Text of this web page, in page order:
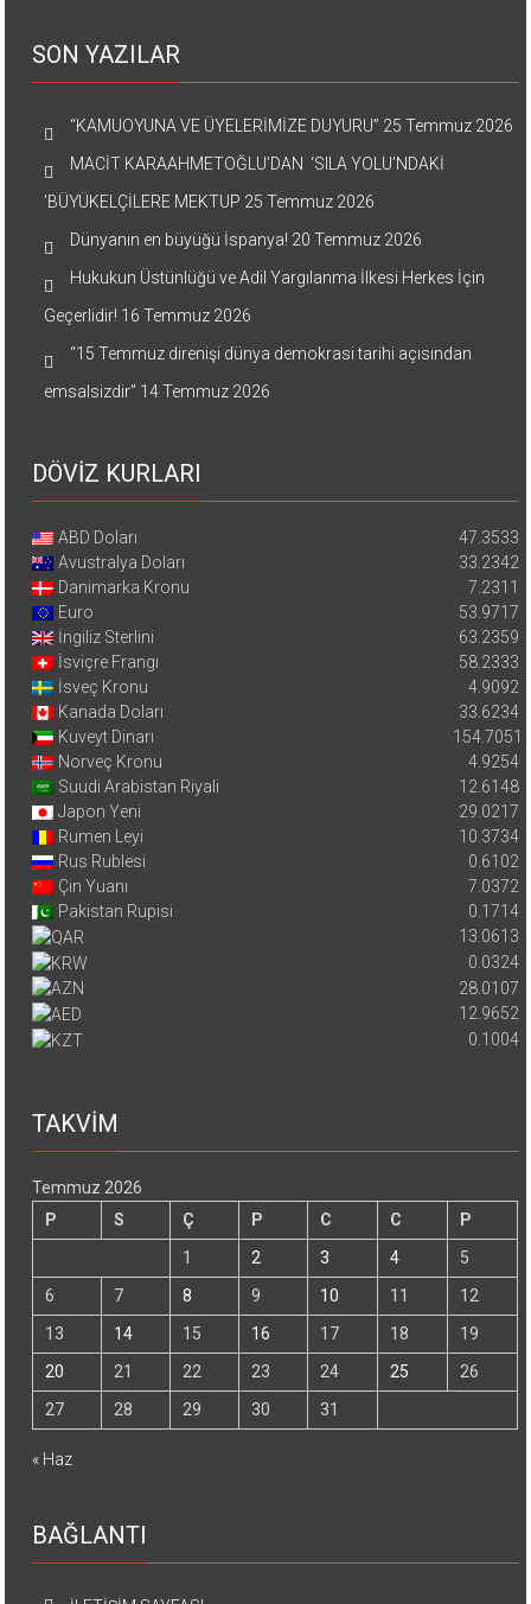
SON YAZILAR
“KAMUOYUNA VE ÜYELERİMİZE DUYURU” 25 Temmuz 2026
MACİT KARAAHMETOĞLU’DAN ‘SILA YOLU’NDAKİ
’BÜYÜKELÇİLERE MEKTUP 25 Temmuz 2026
Dünyanın en büyüğü İspanya! 20 Temmuz 2026
Hukukun Üstünlüğü ve Adil Yargılanma İlkesi Herkes İçin
Geçerlidir! 16 Temmuz 2026
“15 Temmuz direnişi dünya demokrasi tarihi açısından
emsalsizdir” 14 Temmuz 2026
DÖVİZ KURLARI
ABD Doları
47.3533
Avustralya Doları
33.2342
Danimarka Kronu
7.2311
Euro
53.9717
İngiliz Sterlini
63.2359
İsviçre Frangı
58.2333
İsveç Kronu
4.9092
Kanada Doları
33.6234
Kuveyt Dinarı
154.7051
Norveç Kronu
4.9254
Suudi Arabistan Riyali
12.6148
Japon Yeni
29.0217
Rumen Leyi
10.3734
Rus Rublesi
0.6102
Çin Yuanı
7.0372
Pakistan Rupisi
0.1714
13.0613
0.0324
28.0107
12.9652
0.1004
TAKVİM
Temmuz 2026
P
S Ç P C C
P
1
2 3 4
5
6
7 8 9 10 11
12
13
14 15 16 17 18
19
20
21 22 23 24 25
26
27
28 29 30 31
« Haz
BAĞLANTI